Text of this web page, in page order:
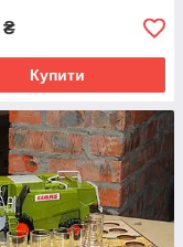
₴
Купити